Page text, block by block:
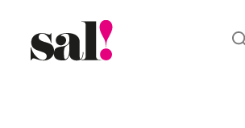
contenido